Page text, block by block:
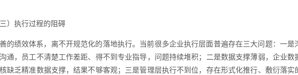
三）执行过程的阻碍
的绩效体系，离不开规范化的落地执行。当前很多企业执行层面普遍存在三大问题：一
通，员工不清楚工作差距、得不到专业指导，问题持续堆积；二是数据支撑薄弱，企业数
缺乏精准数据支撑，结果不够客观；三是管理层执行不到位，存在形式化推行、敷衍落